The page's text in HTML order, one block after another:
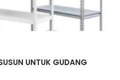
UNTUK GUDANG